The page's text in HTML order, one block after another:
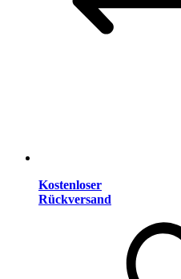
Kostenloser
Rückversand